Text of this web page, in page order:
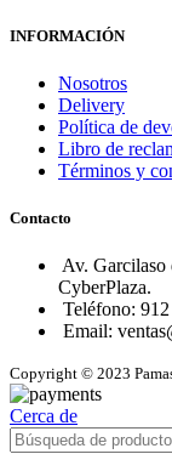
INFORMACIÓN
Nosotros
Delivery
Política de
Libro de
Términos y
Contacto
Av. Garcilaso
CyberPlaza.
Teléfono:
Email:
Copyright © 2023
Cerca de